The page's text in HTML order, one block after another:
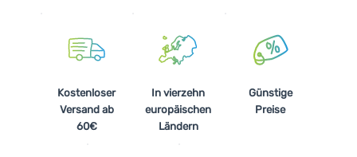
Kostenloser
Versand ab
60€
In vierzehn
europäischen
Ländern
Günstige
Preise